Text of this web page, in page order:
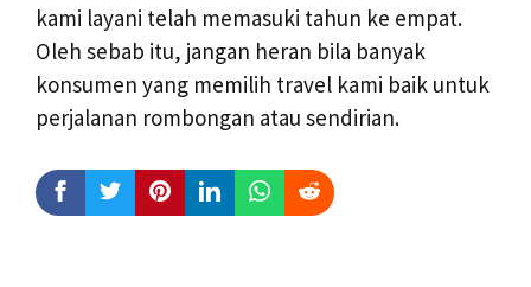
kami layani telah memasuki tahun ke empat.
Oleh sebab itu, jangan heran bila banyak
konsumen yang memilih travel kami baik untuk
perjalanan rombongan atau sendirian.